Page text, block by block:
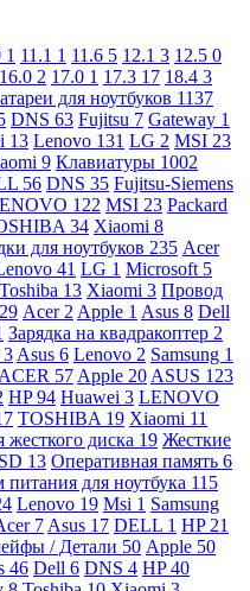
1 11.1 1 11.6 5 12.1 3 12.5 0
16.0 2 17.0 1 17.3 17 18.4 3
для ноутбуков 1137
DNS 63 Fujitsu 7 Gateway 1
13 Lenovo 131 LG 2 MSI 23
9 Клавиатуры 1002
56 DNS 35 Fujitsu-Siemens
122 MSI 23 Packard
34 Xiaomi 8
для ноутбуков 235 Acer
41 LG 1 Microsoft 5
Toshiba 13 Xiaomi 3 Провод
29 Acer 2 Apple 1 Asus 8 Dell
Зарядка на квадракоптер 2
3 Asus 6 Lenovo 2 Samsung 1
ACER 57 Apple 20 ASUS 123
HP94 Huawei 3 LENOVO
TOSHIBA 19 Xiaomi 11
жесткого диска 19 Жесткие
13 Оперативная память 6
питания для ноутбука 115
Lenovo 19 Msi 1 Samsung
7 Asus 17 DELL 1 HP 21
/ Детали 50 Apple 50
46 Dell 6 DNS 4 HP40